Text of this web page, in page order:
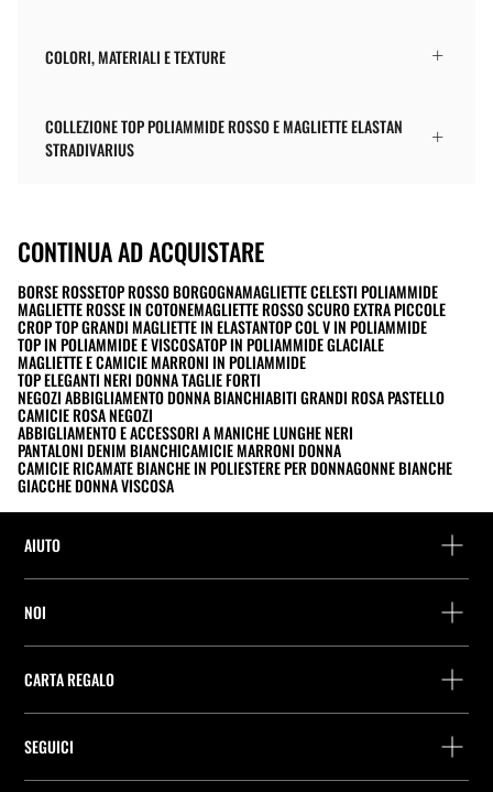
COLORI, MATERIALI E TEXTURE
COLLEZIONE TOP POLIAMMIDE ROSSO E MAGLIETTE ELASTAN
STRADIVARIUS
CONTINUA AD ACQUISTARE
BORSE ROSSETOP ROSSO BORGOGNAMAGLIETTE CELESTI POLIAMMIDE
MAGLIETTE ROSSE IN COTONEMAGLIETTE ROSSO SCURO EXTRA PICCOLE
CROP TOP GRANDI MAGLIETTE IN ELASTANTOP COL V IN POLIAMMIDE
TOP IN POLIAMMIDE E VISCOSATOP IN POLIAMMIDE GLACIALE
MAGLIETTE E CAMICIE MARRONI IN POLIAMMIDE
TOP ELEGANTI NERI DONNA TAGLIE FORTI
NEGOZI ABBIGLIAMENTO DONNA BIANCHIABITI GRANDI ROSA PASTELLO
CAMICIE ROSA NEGOZI
ABBIGLIAMENTO E ACCESSORI A MANICHE LUNGHE NERI
PANTALONI DENIM BIANCHICAMICIE MARRONI DONNA
CAMICIE RICAMATE BIANCHE IN POLIESTERE PER DONNAGONNE BIANCHE
GIACCHE DONNA VISCOSA
AIUTO
Rintraccia il tuo ordine
Ricerca dei punti di consegna
Preferenze per i cookie
NOI
Società
Company Profile
CARTA REGALO
Acquisto Carta Regalo
SEGUICI